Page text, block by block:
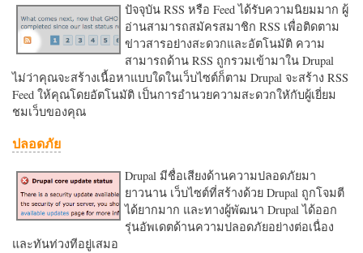
ปัจจุบัน RSS หรือ Feed ได้รับความนิยมมาก ผู้
อ่านสามารถสมัครสมาชิก RSS เพื่อติดตาม
ข่าวสารอย่างสะดวกและอัตโนมัติ ความ
สามารถด้าน RSS ถูกรวมเข้ามาใน Drupal
ไม่ว่าคุณจะสร้างเนื้อหาแบบใดในเว็บไซต์ก็ตาม Drupal จะสร้าง RSS
Feed ให้คุณโดยอัตโนมัติ เป็นการอำนวยความสะดวกใหักับผู้เยี่ยม
ชมเว็บของคุณ
ปลอดภัย
Drupal มีชื่อเสียงด้านความปลอดภัยมา
ยาวนาน เว็บไซต์ที่สร้างด้วย Drupal ถูกโจมตี
ได้ยากมาก และทางผู้พัฒนา Drupal ได้ออก
รุ่นอัพเดตด้านความปลอดภัยอย่างต่อเนื่อง
และทันท่วงทีอยู่เสมอ